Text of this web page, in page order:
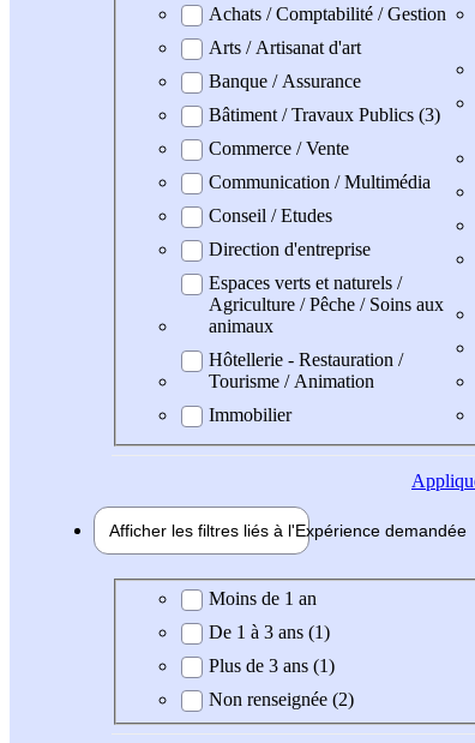
Domaine professionel
Achats / Comptabilité / Gestion
Arts / Artisanat d'art
Banque / Assurance
Bâtiment / Travaux Publics (3)
Commerce / Vente
Communication / Multimédia
Conseil / Etudes
Direction d'entreprise
Espaces verts et naturels /
Agriculture / Pêche / Soins aux
animaux
Hôtellerie - Restauration /
Tourisme / Animation
Immobilier
Afficher les filtres liés à l'Expérience demandée
Expérience demandée
Moins de 1 an
De 1 à 3 ans (1)
Plus de 3 ans (1)
Non renseignée (2)